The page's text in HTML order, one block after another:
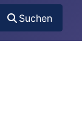
Suchen